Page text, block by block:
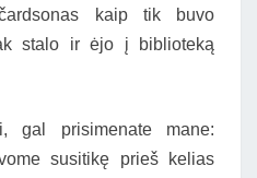
kaip tik buvo
stalo ir ėjo į biblioteką
gal prisimenate mane:
susitikę prieš kelias